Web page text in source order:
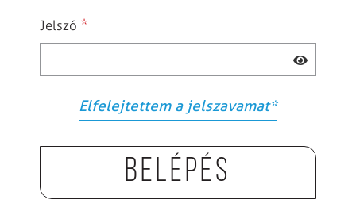
Jelszó *
Elfelejtettem a jelszavamat*
Belépés